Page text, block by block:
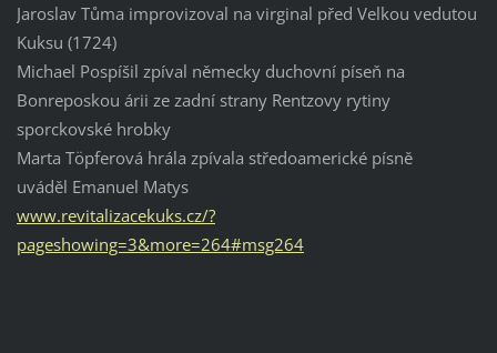
Jaroslav Tůma improvizoval na virginal před Velkou vedutou
Kuksu (1724)
Michael Pospíšil zpíval německy duchovní píseň na
Bonreposkou árii ze zadní strany Rentzovy rytiny
sporckovské hrobky
Marta Töpferová hrála zpívala středoamerické písně
uváděl Emanuel Matys
www.revitalizacekuks.cz/?
pageshowing=3&more=264#msg264